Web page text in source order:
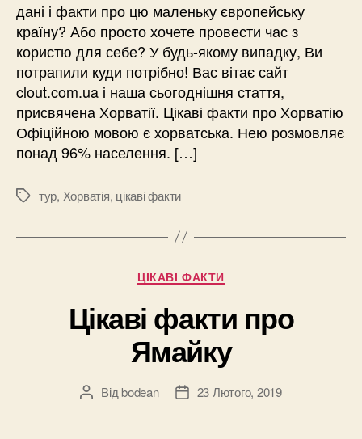
дані і факти про цю маленьку європейську
країну? Або просто хочете провести час з
користю для себе? У будь-якому випадку, Ви
потрапили куди потрібно! Вас вітає сайт
clout.com.ua і наша сьогоднішня стаття,
присвячена Хорватії. Цікаві факти про Хорватію
Офіційною мовою є хорватська. Нею розмовляє
понад 96% населення. […]
Позначки
тур, Хорватія, цікаві факти
Категорії
ЦІКАВІ ФАКТИ
Цікаві факти про
Ямайку
Автор
Відbodean
Дата23 Лютого, 2019